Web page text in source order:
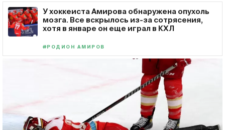
У хоккеиста Амирова обнаружена опухоль
мозга. Все вскрылось из-за сотрясения,
хотя в январе он еще играл в КХЛ
#РОДИОН АМИРОВ